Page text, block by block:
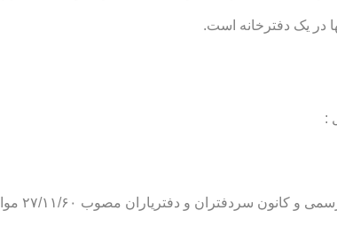
در یک دفترخانه است.
و طبق ماده ۲۹